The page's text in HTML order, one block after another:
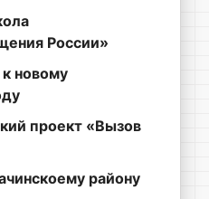
России»
новому
проект «Вызов
району